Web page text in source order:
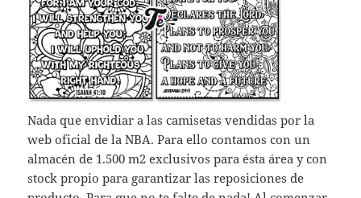
Nada que envidiar a las camisetas vendidas por la
web oficial de la NBA. Para ello contamos con un
almacén de 1.500 m2 exclusivos para ésta área y con
stock propio para garantizar las reposiciones de